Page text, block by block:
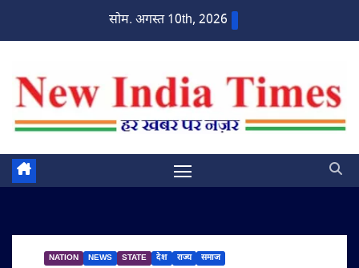
सोम. अगस्त 10th, 2026
NATION NEWS STATE देश राज्य समाज